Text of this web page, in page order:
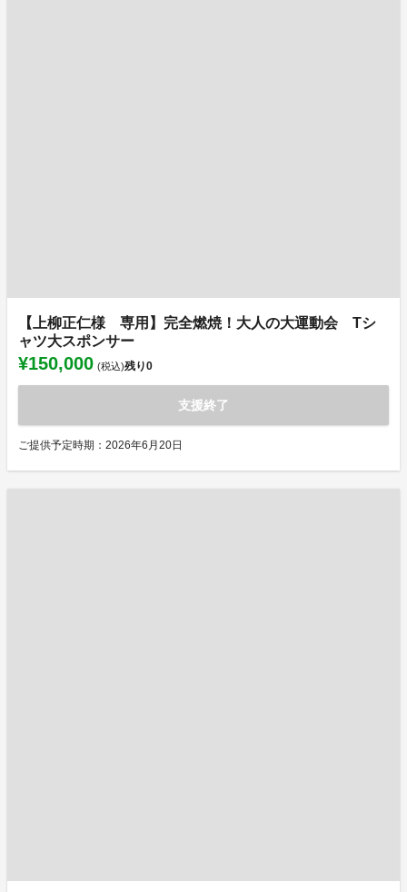
【上柳正仁様 専用】完全燃焼！大人の大運動会 Tシ
ャツ大スポンサー
¥150,000 (税込)残り0
支援終了
ご提供予定時期：2026年6月20日